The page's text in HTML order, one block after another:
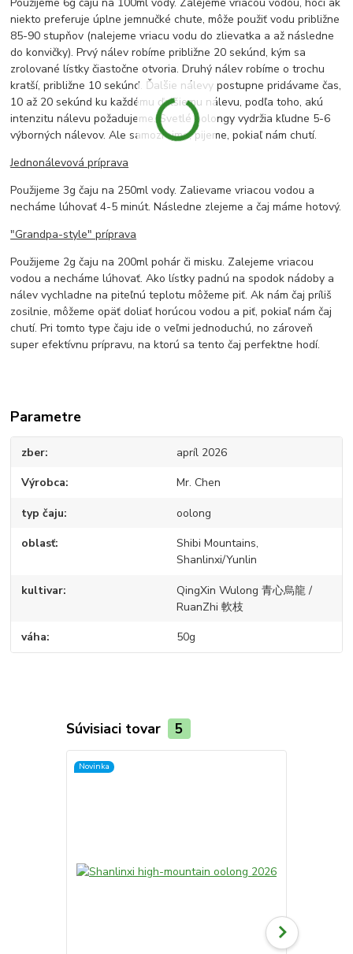
niekto preferuje úplne jemnučké chute, môže použiť vodu približne
85-90 stupňov (nalejeme vriacu vodu do zlievatka a až následne
do konvičky). Prvý nálev robíme približne 20 sekúnd, kým sa
zrolované lístky čiastočne otvoria. Druhý nálev robíme o trochu
kratší, približne 10 sekúnd. Ďalšie nálevy postupne pridávame čas,
10 až 20 sekúnd ku každému ďalšiemu nálevu, podľa toho, akú
intenzitu nálevu požadujeme. Svetlé oolongy vydržia kľudne 5-6
výborných nálevov. Ale samozrejme, pijeme, pokiaľ nám chutí.
Jednonálevová príprava
Použijeme 3g čaju na 250ml vody. Zalievame vriacou vodou a
necháme lúhovať 4-5 minút. Následne zlejeme a čaj máme hotový.
"Grandpa-style" príprava
Použijeme 2g čaju na 200ml pohár či misku. Zalejeme vriacou
vodou a necháme lúhovať. Ako lístky padnú na spodok nádoby a
nálev vychladne na piteľnú teplotu môžeme piť. Ak nám čaj príliš
zosilnie, môžeme opäť doliať horúcou vodou a piť, pokiaľ nám čaj
chutí. Pri tomto type čaju ide o veľmi jednoduchú, no zároveň
super efektívnu prípravu, na ktorú sa tento čaj perfektne hodí.
Parametre
zber apríl 2026
Výrobca Mr. Chen
typ čaju oolong
oblasť
Shibi Mountains,
Shanlinxi/Yunlin
kultivar
QingXin Wulong 青心烏龍 /
RuanZhi 軟枝
váha 50g
Súvisiaci tovar 5
Novinka